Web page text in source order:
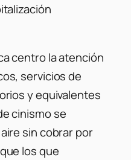
centro la atención
servicios de
y equivalentes
cinismo se
sin cobrar por
los que